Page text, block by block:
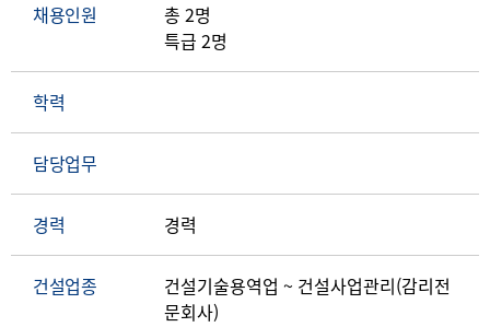
채용인원
총 2명
특급 2명
학력
담당업무
경력 경력
건설업종
건설기술용역업 ~ 건설사업관리(감리전
문회사)